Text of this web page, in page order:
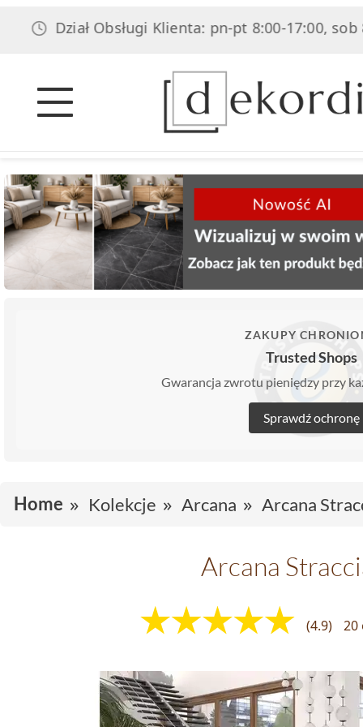
Obsługi Klienta: pn-pt 8:00-17:00, sob 8:00-
ZAKUPY
Trusted Shops
Gwarancja zwrotu pieniędzy przy
Sprawdź ochronę
Home Kolekcje Arcana Arcana
Arcana
(4.9) 20